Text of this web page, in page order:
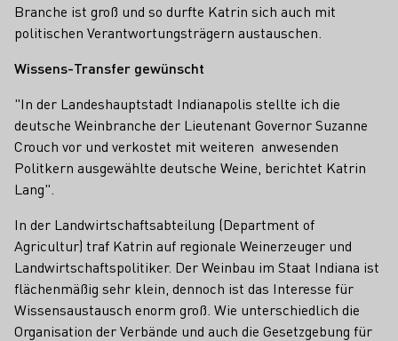
Branche ist groß und so durfte Katrin sich auch mit
politischen Verantwortungsträgern austauschen.
Wissens-Transfer gewünscht
"In der Landeshauptstadt Indianapolis stellte ich die
deutsche Weinbranche der Lieutenant Governor Suzanne
Crouch vor und verkostet mit weiteren anwesenden
Politkern ausgewählte deutsche Weine, berichtet Katrin
Lang".
In der Landwirtschaftsabteilung (Department of
Agricultur) traf Katrin auf regionale Weinerzeuger und
Landwirtschaftspolitiker. Der Weinbau im Staat Indiana ist
flächenmäßig sehr klein, dennoch ist das Interesse für
Wissensaustausch enorm groß. Wie unterschiedlich die
Organisation der Verbände und auch die Gesetzgebung für